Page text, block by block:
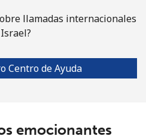
llamadas internacionales
Centro de Ayuda
emocionantes